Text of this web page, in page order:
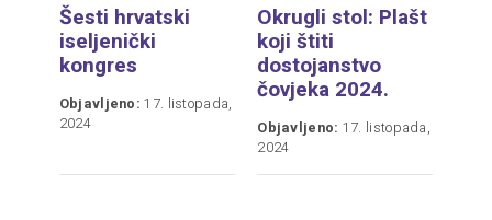
Šesti hrvatski
iseljenički
kongres
Objavljeno: 17. listopada,
2024
Okrugli stol: Plašt
koji štiti
dostojanstvo
čovjeka 2024.
Objavljeno: 17. listopada,
2024